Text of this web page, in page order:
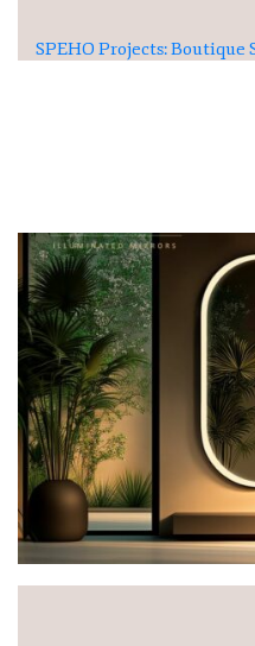
SPEHO Projects: Boutique